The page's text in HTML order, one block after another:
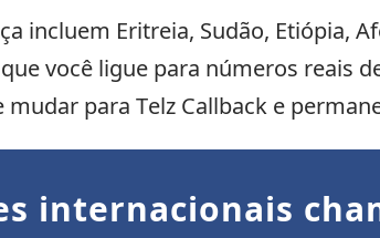
incluem Eritreia, Sudão, Etiópia,
você ligue para números reais
para Telz Callback e
internacionais